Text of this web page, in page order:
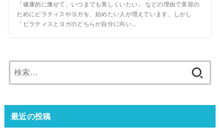
「健康的に痩せて、いつまでも美しくいたい」 などの理由で美容の
ためにピラティスやヨガを、始めたい人が増えています。しかし
「ピラティスとヨガのどちらが自分に向い...
最近の投稿